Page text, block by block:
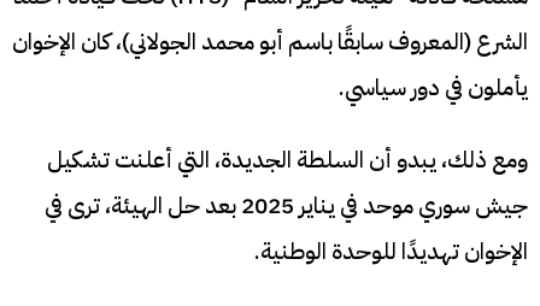
الشرع (المعروف سابقًا باسم أبو محمد الجولاني)، كان الإخوان
يأملون في دور سياسي.
ومع ذلك، يبدو أن السلطة الجديدة، التي أعلنت تشكيل
جيش سوري موحد في يناير 2025 بعد حل الهيئة، ترى في
الإخوان تهديدًا للوحدة الوطنية.